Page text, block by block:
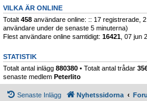
VILKA ÄR ONLINE
Totalt 458 användare online: :: 17 registrerade,
användare under de senaste 5 minuterna)
Flest användare online samtidigt: 16421 , 07 jun
STATISTIK
Totalt antal inlägg 880380 • Totalt antal trådar
senaste medlem Peterlito
Senaste Inlägg Nyhetssidorna